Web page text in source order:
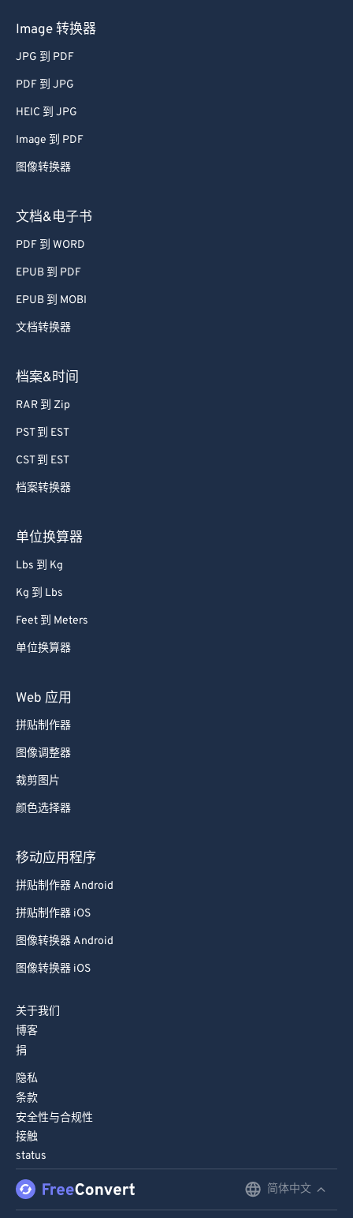
Image 转换器
JPG 到 PDF
PDF 到 JPG
HEIC 到 JPG
Image 到 PDF
图像转换器
文档&电子书
PDF 到 WORD
EPUB 到 PDF
EPUB 到 MOBI
文档转换器
档案&时间
RAR 到 Zip
PST 到 EST
CST 到 EST
档案转换器
单位换算器
Lbs 到 Kg
Kg 到 Lbs
Feet 到 Meters
单位换算器
Web 应用
拼贴制作器
图像调整器
裁剪图片
颜色选择器
移动应用程序
拼贴制作器 Android
拼贴制作器 iOS
图像转换器 Android
图像转换器 iOS
关于我们
博客
捐
隐私
条款
安全性与合规性
接触
status
简体中文